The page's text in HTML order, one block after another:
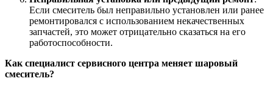
Если смеситель был неправильно установлен или ранее
ремонтировался с использованием некачественных
запчастей, это может отрицательно сказаться на его
работоспособности.
Как специалист сервисного центра меняет шаровый
смеситель?